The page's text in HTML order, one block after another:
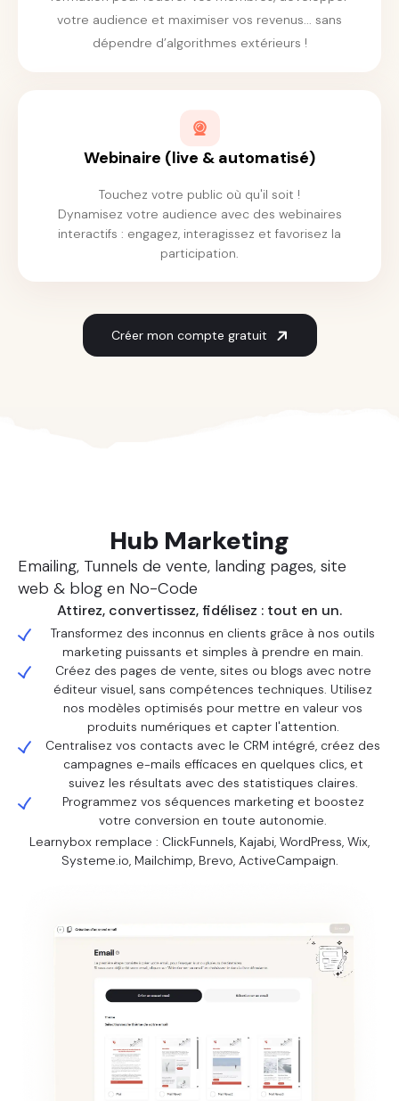
votre audience et maximiser vos revenus... sans
dépendre d’algorithmes extérieurs !
Webinaire (live & automatisé)
Touchez votre public où qu'il soit !
Dynamisez votre audience avec des webinaires
interactifs : engagez, interagissez et favorisez la
participation.
Créer mon compte gratuit
Hub Marketing
Emailing, Tunnels de vente, landing pages, site
web & blog en No-Code
Attirez, convertissez, fidélisez : tout en un.
Transformez des inconnus en clients grâce à nos outils
marketing puissants et simples à prendre en main.
Créez des pages de vente, sites ou blogs avec notre
éditeur visuel, sans compétences techniques. Utilisez
nos modèles optimisés pour mettre en valeur vos
produits numériques et capter l'attention.
Centralisez vos contacts avec le CRM intégré, créez des
campagnes e-mails efficaces en quelques clics, et
suivez les résultats avec des statistiques claires.
Programmez vos séquences marketing et boostez
votre conversion en toute autonomie.
Learnybox remplace : ClickFunnels, Kajabi, WordPress, Wix,
Systeme.io, Mailchimp, Brevo, ActiveCampaign.